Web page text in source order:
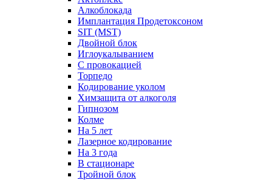
Алкоблокада
Имплантация Продетоксоном
SIT (MST)
Двойной блок
Иглоукалыванием
С провокацией
Торпедо
Кодирование уколом
Химзащита от алкоголя
Гипнозом
Колме
На 5 лет
Лазерное кодирование
На 3 года
В стационаре
Тройной блок